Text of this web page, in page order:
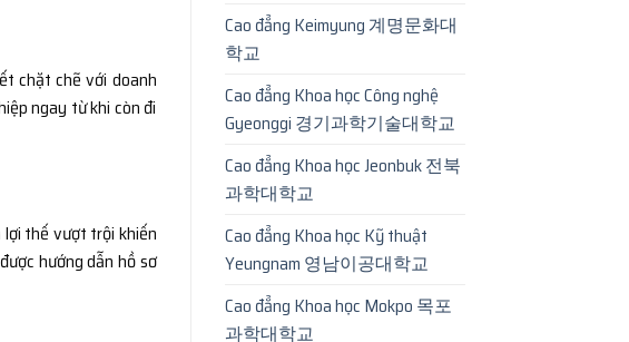
chặt chẽ với doanh
ngay từ khi còn đi
lợi thế vượt trội khiến
hướng dẫn hồ sơ
Cao đẳng Keimyung 계명문화대
학교
Cao đẳng Khoa học Công nghệ
Gyeonggi 경기과학기술대학교
Cao đẳng Khoa học Jeonbuk 전북
과학대학교
Cao đẳng Khoa học Kỹ thuật
Yeungnam 영남이공대학교
Cao đẳng Khoa học Mokpo 목포
과학대학교